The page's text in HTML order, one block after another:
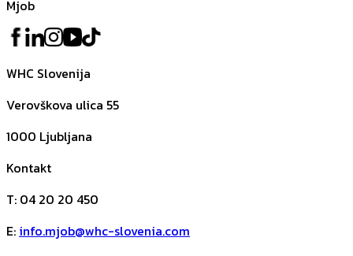
Mjob
WHC Slovenija
Verovškova ulica 55
1000 Ljubljana
Kontakt
T: 04 20 20 450
E: info.mjob@whc-slovenia.com